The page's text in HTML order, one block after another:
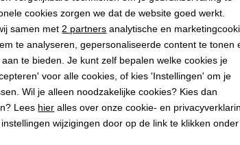
Marketing cookies
cookies zorgen we dat de website goed werkt.
samen met 2 partners analytische en
te analyseren, gepersonaliseerde content te tonen
te bieden. Je kunt zelf bepalen welke cookies je
voor alle cookies, of kies 'Instellingen' om je
Wil je alleen noodzakelijke cookies? Kies dan
Lees hier alles over onze cookie- en
wijzigingen door op de link te klikken